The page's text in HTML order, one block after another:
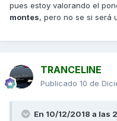
pues estoy valorando el
montes, pero no se si será
TRANCELINE
Publicado 10 de
En 10/12/2018 a las